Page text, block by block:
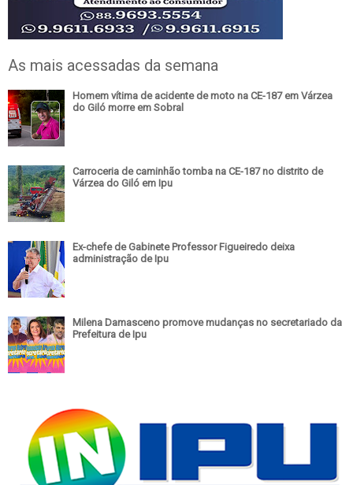
As mais acessadas da semana
Homem vítima de acidente de moto na CE-187 em Várzea
do Giló morre em Sobral
Carroceria de caminhão tomba na CE-187 no distrito de
Várzea do Giló em Ipu
Ex-chefe de Gabinete Professor Figueiredo deixa
administração de Ipu
Milena Damasceno promove mudanças no secretariado da
Prefeitura de Ipu